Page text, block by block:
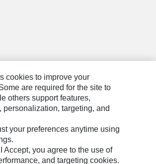
cookies to improve your
are required for the site to
others support features,
personalization, targeting, and
your preferences anytime using
Accept, you agree to the use of
and targeting cookies.